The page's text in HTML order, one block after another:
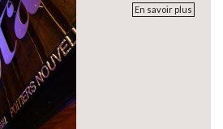
En savoir plus